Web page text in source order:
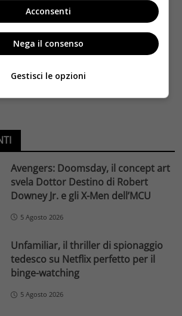
Avengers: Doomsday, il concept art
svela Dottor Destino di Robert
Downey Jr. e gli X-Men dell’MCU
5 Agosto 2026
Unfamiliar, il thriller di spionaggio
tedesco su Netflix perfetto per il
binge-watching
5 Agosto 2026
Acconsenti
Nega il consenso
Gestisci le opzioni